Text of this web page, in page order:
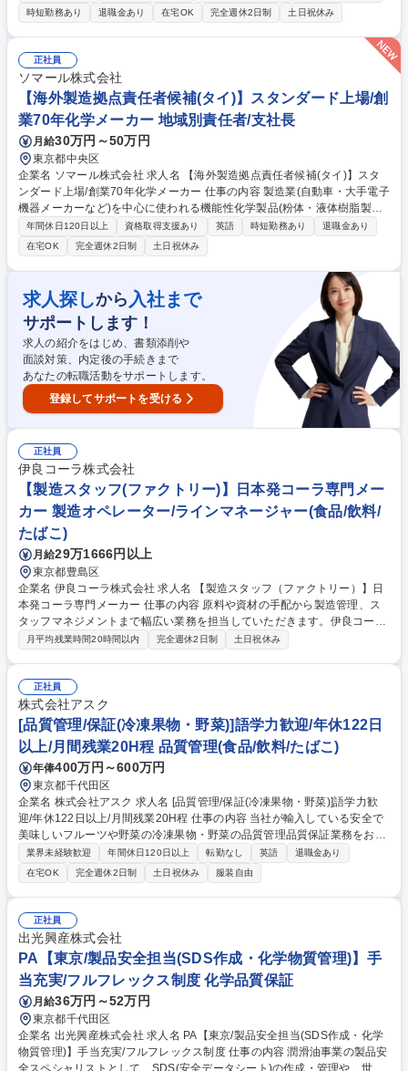
希望に応じた現場技能職に従事します。 日本のトップクラスの性能を誇る
潜水艦の建造から試運転、修理まで一貫して携わります。 (1)仕上げ・鉄
工・溶接・塗装:部品の最終調整や溶接、外板塗装 (2)電気/電子機器組立:
艦内の電気系統の配線や機器設置 (3)設備保全・クレーン運転:工場の製造
ラインメンテナンス等 (4)足場職：足場の組立・解体・変更等 募集職種
【兵庫(神戸)】製造職＜潜水艦・海洋無人機の建造・修理等（技能職）＞
時短勤務あり
退職金あり 在宅OK 完全週休2日制 土日祝休み
正社員
ソマール株式会社
【海外製造拠点責任者候補(タイ)】スタンダード上場/創
業70年化学メーカー 地域別責任者/支社長
月給30万円～50万円
東京都中央区
企業名 ソマール株式会社 求人名 【海外製造拠点責任者候補(タイ)】スタ
ンダード上場/創業70年化学メーカー 仕事の内容 製造業(自動車・大手電子
機器メーカーなど)を中心に使われる機能性化学製品(粉体・液体樹脂製品
など)の製造販売および商社機能も持つ弊社にて、タイ拠点の責任者候補
を募集。国内で知識習得後、現地赴任頂きます。 現地で現在の拠点長から
業務引継ぎを実施。約50名の工場や営業の管理を通じ事業成長を牽引しま
す。■工場管理および営業拠点の業務管理 ■現地スタッフのマネジメント ■
日本本社の方針に基づく現地経営の推進 ■品質向上や製造効率の改善施策
の実行 ■現トップからの業務引継ぎ 【仕事の魅力】右肩上がりの成長を続
ける海外拠点の経営を担う、裁量の大きなポジションです。経験を活かし
て拠点長として手腕を発揮できます。 募集職種 【海外製造拠点責任者候
補(タイ)】スタンダード上場/創業70年化学メーカー
年間休日120日以上 資格取得支援あり 英語 時短勤務あり
退職金あり
在宅OK
完全週休2日制 土日祝休み
求人探しから 入社まで
サポートします！
求人の紹介をはじめ、書類添削や
面談対策、内定後の手続きまで
あなたの転職活動をサポートします。
登録してサポートを受ける
正社員
伊良コーラ株式会社
【製造スタッフ(ファクトリー)】日本発コーラ専門メー
カー 製造オペレーター/ラインマネージャー(食品/飲料/
たばこ)
月給29万1666円以上
東京都豊島区
企業名 伊良コーラ株式会社 求人名 【製造スタッフ（ファクトリー）】日
本発コーラ専門メーカー 仕事の内容 原料や資材の手配から製造管理、ス
タッフマネジメントまで幅広い業務を担当していただきます。伊良コーラ
の事業の根幹であるシロップづくりに携わっていただくポジションです。
本発コーラ専門メーカー
月平均残業時間20時間以内 完全週休2日制 土日祝休み
正社員
株式会社アスク
[品質管理/保証(冷凍果物・野菜)]語学力歓迎/年休122日
以上/月間残業20H程 品質管理(食品/飲料/たばこ)
年俸400万円～600万円
東京都千代田区
企業名 株式会社アスク 求人名 [品質管理/保証(冷凍果物・野菜)]語学力歓
迎/年休122日以上/月間残業20H程 仕事の内容 当社が輸入している安全で
美味しいフルーツや野菜の冷凍果物・野菜の品質管理品質保証業務をお任
せいたします。 1.食品事故防止のための安全性の検証及びその対応 2.顧客
からのクレーム対応、原因の究明・再発防止策 の策定、今後の商品企画・
品質管理への反映 3.製品の品質規格の設定や自社・取引先の仕様書作成 4.
国内外の仕入れ先とのやりとり、視察、製造立ち合い、監査等 5.品質管
理、基準管理、品質改善活動 6.新商品の表示作成・確認作業 7.製品の品質
検証、確認作業 8.検査機関、保健所・税関などの行政機関とのやりとり、
確認業務 募集職種 [品質管理/保証(冷凍果物・野菜)]語学力歓迎/年休122日
以上/月間残業20H程
業界未経験歓迎 年間休日120日以上 転勤なし 英語
退職金あり
在宅OK
完全週休2日制 土日祝休み 服装自由
正社員
出光興産株式会社
PA【東京/製品安全担当(SDS作成・化学物質管理)】手
当充実/フルフレックス制度 化学品質保証
月給36万円～52万円
東京都千代田区
企業名 出光興産株式会社 求人名 PA【東京/製品安全担当(SDS作成・化学
物質管理)】手当充実/フルフレックス制度 仕事の内容 潤滑油事業の製品安
全スペシャリストとして、SDS(安全データシート)の作成・管理や、世界